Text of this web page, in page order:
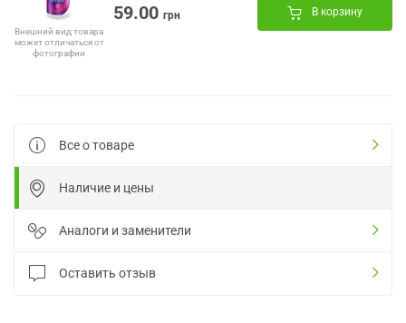
Внешний вид товара
может отличаться от
фотографии
59.00 грн В корзину
Все о товаре
Наличие и цены
Аналоги и заменители
Оставить отзыв